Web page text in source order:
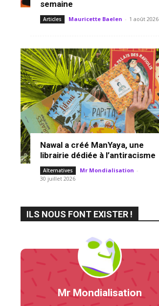
semaine
Articles Mauricette Baelen - 1 août 2026
Nawal a créé ManYaya, une
librairie dédiée à l’antiracisme
Alternatives Mr Mondialisation -
30 juillet 2026
ILS NOUS FONT EXISTER !
Mr Mondialisation